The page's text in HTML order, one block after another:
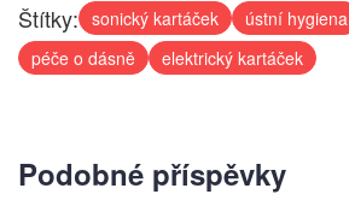
Štítky: sonický kartáček ústní hygiena
péče o dásně
elektrický kartáček
Podobné příspěvky